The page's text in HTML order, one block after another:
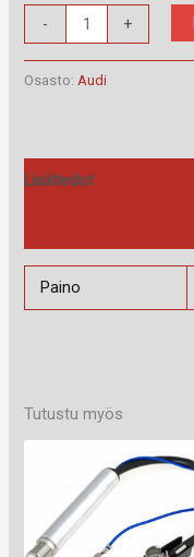
-
40.240.2
määrä
+
Osasto:Audi
Lisätiedot
Paino
Tutustu myös